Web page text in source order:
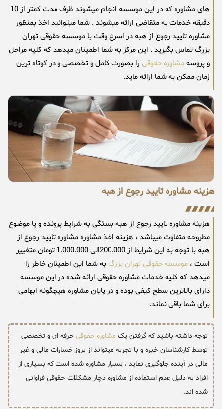
های مشاوره که در این موسسه انجام میشوند ظرف مدت کمتر از 10
دقیقه خدمات به متقاضی ارائه میشوند . شما میتوانید اخذ بمنظور
مشاوره تایید رجوع از هبه در اسرع وقت با موسسه حقوقی تهران
بزرگ تماس بگیرید . این مرکز به شما اطمینان میدهد که کلیه مراحل
و پروسهمشاوره حقوقی را بصورت کامل و تخصصی و در کوتاه ترین
زمان ممکن به شما ارائه ماید.
هزینه مشاوره تایید رجوع از هبه
هزینه مشاوره تایید رجوع از هبه بستگی به شرایط پرونده و یا موضوع
مطروحه متفاوت میباشد ، هزینه اخذ مشاوره مشاوره تایید رجوع از
هبه با توجه به این شرایط از 200.000الی 1.000.000 تومان متغییر
است ، موسسه حقوقی تهران بزرگبه شما این اطمینان خاطر را
میدهد که کلیه خدمات مشاوره حقوقی ارائه شده در این موسسه
دارای بالاترین سطح کیفی بوده و در پایان مشاوره هیچگونه ابهامی
برای شما باقی نماند.
توجه داشته باشید که گرفتن یک مشاوره حقوقی حرفه ای و تخصصی
توسط کارشناسان خبره و با تجربه میتواند از بروز خسارات مالی و غیر
مالی در آینده جلوگیری نماید ، بسیار مشاوره شده است که بسیاری از
افراد به دلیل عدم استفاده از مشاوره دچار مشکلات حقوقی فراوانی
شده اند.